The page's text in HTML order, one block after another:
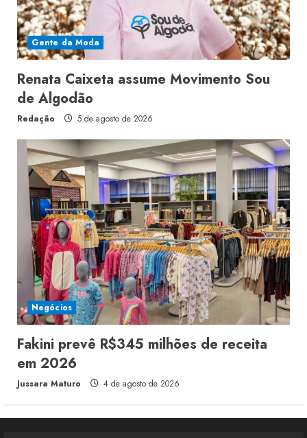
Gente da Moda
Renata Caixeta assume Movimento Sou
de Algodão
Redação 5 de agosto de 2026
Negócios
Fakini prevê R$345 milhões de receita
em 2026
Jussara Maturo 4 de agosto de 2026